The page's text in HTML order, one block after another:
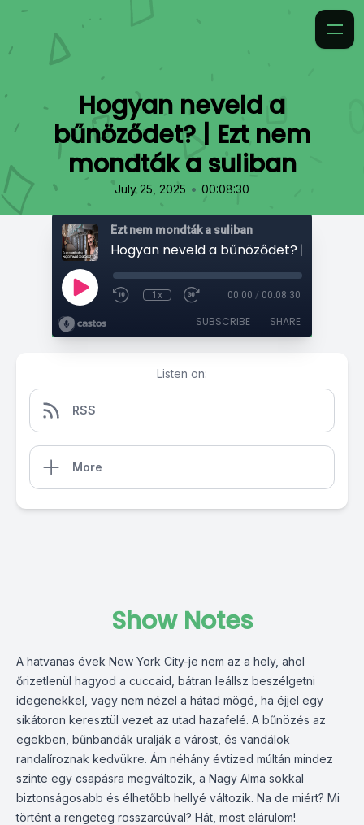
Hogyan neveld a
bűnöződet? | Ezt nem
mondták a suliban
July 25, 2025 • 00:08:30
Ezt nem mondták a suliban
1x 00:00 / 00:08:30
SUBSCRIBE SHARE
Listen on:
RSS
More
Show Notes
A hatvanas évek New York City-je nem az a hely, ahol
őrizetlenül hagyod a cuccaid, bátran leállsz beszélgetni
idegenekkel, vagy nem nézel a hátad mögé, ha éjjel egy
sikátoron keresztül vezet az utad hazafelé. A bűnözés az
egekben, bűnbandák uralják a várost, és vandálok
randalíroznak kedvükre. Ám néhány évtized múltán mindez
szinte egy csapásra megváltozik, a Nagy Alma sokkal
biztonságosabb és élhetőbb hellyé változik. Na de miért? Mi
történt a rengeteg rosszarcúval? Hát, most elárulom!